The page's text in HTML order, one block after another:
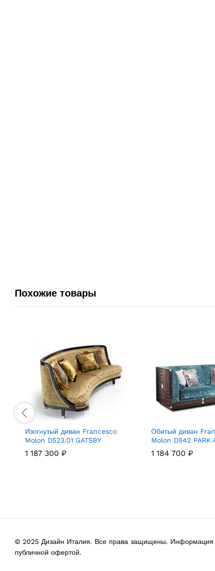
Похожие товары
Изогнутый диван Francesco
Molon D523.01 GATSBY
1 187 300 ₽
Обитый диван
Molon D542 PARK
1 184 700 ₽
© 2025 Дизайн Италия. Все права защищены. Информация
публичной офертой.